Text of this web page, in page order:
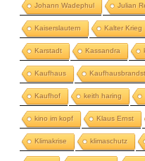
Johann Wadephul Julian
Kaiserslautern Kalter Krieg
Karstadt Kassandra
Kaufhaus
Kaufhof keith haring
kino im kopf Klaus Ernst
Klimakrise klimaschutz